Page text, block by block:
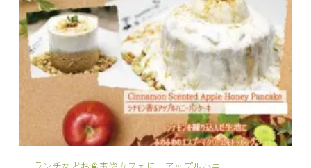
ランチなどお食事やカフェに アップルハニ...
2026.04.13